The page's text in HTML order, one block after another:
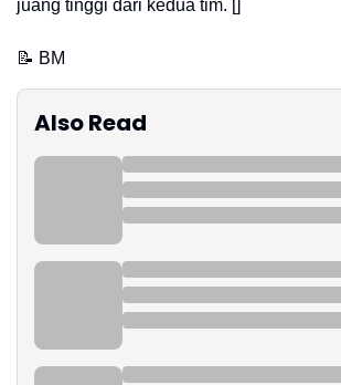
juang tinggi dari kedua tim. []
📝 BM
Also Read